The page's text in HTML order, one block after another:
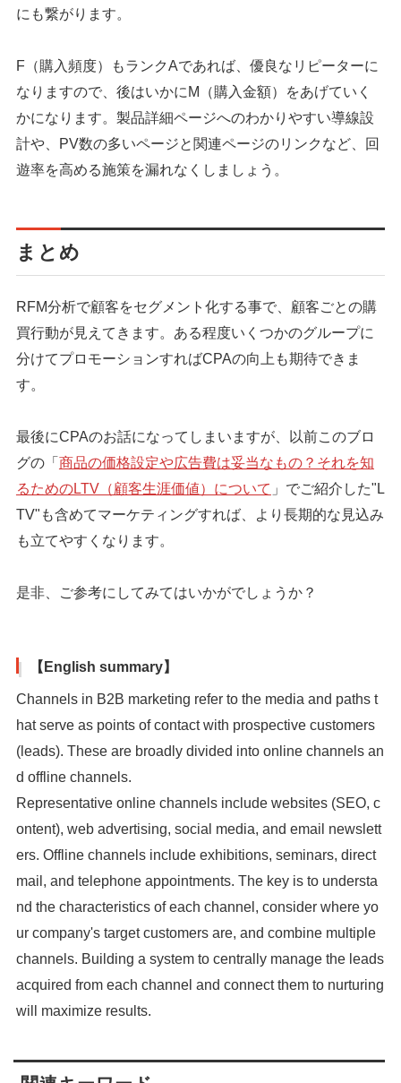
にも繋がります。
F（購入頻度）もランクAであれば、優良なリピーターに
なりますので、後はいかにM（購入金額）をあげていく
かになります。製品詳細ページへのわかりやすい導線設
計や、PV数の多いページと関連ページのリンクなど、回
遊率を高める施策を漏れなくしましょう。
まとめ
RFM分析で顧客をセグメント化する事で、顧客ごとの購
買行動が見えてきます。ある程度いくつかのグループに
分けてプロモーションすればCPAの向上も期待できま
す。
最後にCPAのお話になってしまいますが、以前このブロ
グの「 商品の価格設定や広告費は妥当なもの？それを知
るためのLTV（顧客生涯価値）について 」でご紹介した"L
TV"も含めてマーケティングすれば、より長期的な見込み
も立てやすくなります。
是非、ご参考にしてみてはいかがでしょうか？
【English summary】
Channels in B2B marketing refer to the media and paths t
hat serve as points of contact with prospective customers
(leads). These are broadly divided into online channels an
d offline channels.
Representative online channels include websites (SEO, c
ontent), web advertising, social media, and email newslett
ers. Offline channels include exhibitions, seminars, direct
mail, and telephone appointments. The key is to understa
nd the characteristics of each channel, consider where yo
ur company's target customers are, and combine multiple
channels. Building a system to centrally manage the leads
acquired from each channel and connect them to nurturing
will maximize results.